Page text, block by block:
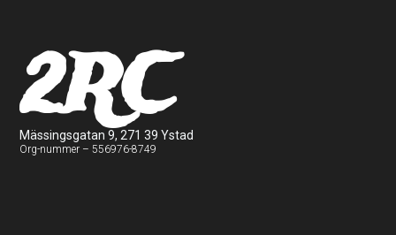
2RC
Mässingsgatan 9, 271 39 Ystad
Org-nummer – 556976-8749